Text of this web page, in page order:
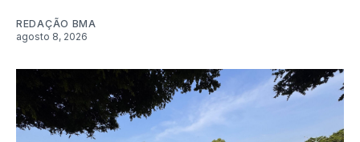
REDAÇÃO BMA
agosto 8, 2026